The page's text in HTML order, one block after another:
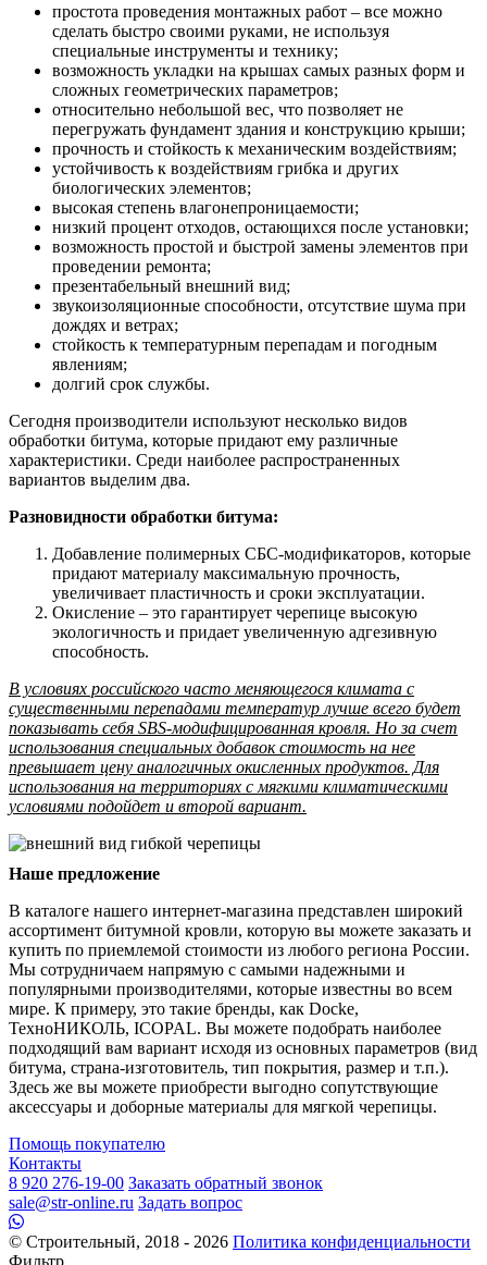
простота проведения монтажных работ – все можно
сделать быстро своими руками, не используя
специальные инструменты и технику;
возможность укладки на крышах самых разных форм и
сложных геометрических параметров;
относительно небольшой вес, что позволяет не
перегружать фундамент здания и конструкцию крыши;
прочность и стойкость к механическим воздействиям;
устойчивость к воздействиям грибка и других
биологических элементов;
высокая степень влагонепроницаемости;
низкий процент отходов, остающихся после установки;
возможность простой и быстрой замены элементов при
проведении ремонта;
презентабельный внешний вид;
звукоизоляционные способности, отсутствие шума при
дождях и ветрах;
стойкость к температурным перепадам и погодным
явлениям;
долгий срок службы.
Сегодня производители используют несколько видов
обработки битума, которые придают ему различные
характеристики. Среди наиболее распространенных
вариантов выделим два.
Разновидности обработки битума:
Добавление полимерных СБС-модификаторов, которые
придают материалу максимальную прочность,
увеличивает пластичность и сроки эксплуатации.
Окисление – это гарантирует черепице высокую
экологичность и придает увеличенную адгезивную
способность.
В условиях российского часто меняющегося климата с
существенными перепадами температур лучше всего будет
показывать себя SBS-модифицированная кровля. Но за счет
использования специальных добавок стоимость на нее
превышает цену аналогичных окисленных продуктов. Для
использования на территориях с мягкими климатическими
условиями подойдет и второй вариант.
Наше предложение
В каталоге нашего интернет-магазина представлен широкий
ассортимент битумной кровли, которую вы можете заказать и
купить по приемлемой стоимости из любого региона России.
Мы сотрудничаем напрямую с самыми надежными и
популярными производителями, которые известны во всем
мире. К примеру, это такие бренды, как Docke,
ТехноНИКОЛЬ, ICOPAL. Вы можете подобрать наиболее
подходящий вам вариант исходя из основных параметров (вид
битума, страна-изготовитель, тип покрытия, размер и т.п.).
Здесь же вы можете приобрести выгодно сопутствующие
аксессуары и доборные материалы для мягкой черепицы.
Помощь покупателю
Контакты
8 920 276-19-00 Заказать обратный звонок
sale@str-online.ru Задать вопрос
© Строительный, 2018 - 2026 Политика конфиденциальности
Фильтр